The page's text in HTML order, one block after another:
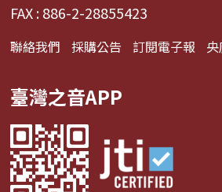
FAX : 886-2-28855423
聯絡我們 採購公告 訂閱電子報
臺灣之音APP